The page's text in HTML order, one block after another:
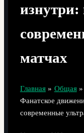
изнутри:
матчах
Главная
Общая
Фанатское
современные